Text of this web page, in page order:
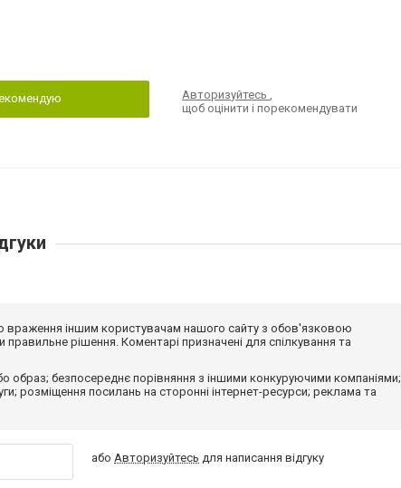
Авторизуйтесь,
щоб оцінити і порекомендувати
враження іншим користувачам нашого сайту з обов'язковою
рішення. Коментарі призначені для спілкування та
образ; безпосереднє порівняння з іншими конкуруючими компаніями;
розміщення посилань на сторонні інтернет-ресурси; реклама та
абоАвторизуйтесь для написання відгуку